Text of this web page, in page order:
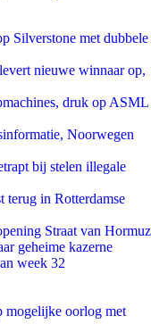
Silverstone met dubbele
nieuwe winnaar op,
druk op ASML
Noorwegen
bij stelen illegale
terug in Rotterdamse
Straat van Hormuz
geheime kazerne
week 32
mogelijke oorlog met